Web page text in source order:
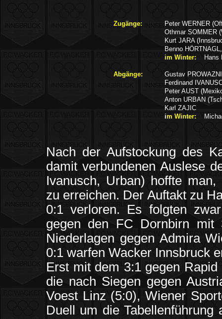
Zugänge:
Peter WERNER
Othmar SOMMER
Kurt JARA
Benno
im Winter:
Hans
Abgänge:
Gustav
Ferdinand
Peter AUST
Anton URBAN
Karl ZAJIC
im Winter:
Nach der Aufstockung des
damit verbundenen Auslese
Ivanusch, Urban) hoffte
zu erreichen. Der Auftakt zu
0:1 verloren. Es folgten
gegen den FC Dornbirn
Niederlagen gegen Admira
0:1 warfen Wacker Innsbruck
Erst mit dem 3:1 gegen
die nach Siegen gegen
Voest Linz (5:0), Wiener
Duell um die